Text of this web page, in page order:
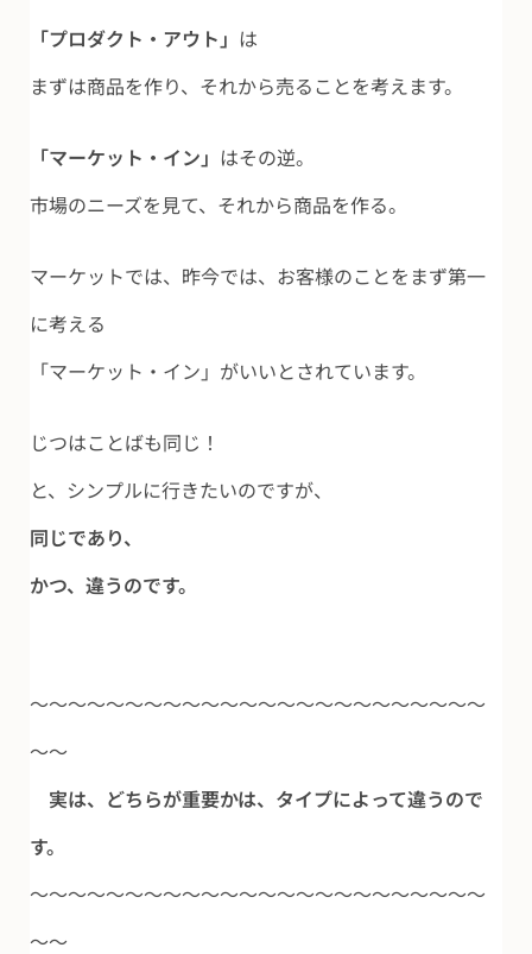
「プロダクト・アウト」 は
まずは商品を作り、それから売ることを考えます。
「マーケット・イン」 はその逆。
市場のニーズを見て、それから商品を作る。
マーケットでは、昨今では、お客様のことをまず第一
に考える
「マーケット・イン」がいいとされています。
じつはことばも同じ！
と、シンプルに行きたいのですが、
同じであり、
かつ、違うのです。
～～～～～～～～～～～～～～～～～～～～～～～～
～～
実は、どちらが重要かは、タイプによって違うので
す。
～～～～～～～～～～～～～～～～～～～～～～～～
～～